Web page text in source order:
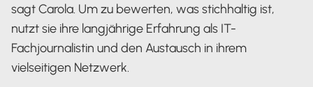
sagt Carola. Um zu bewerten, was stichhaltig ist,
nutzt sie ihre langjährige Erfahrung als IT-
Fachjournalistin und den Austausch in ihrem
vielseitigen Netzwerk.